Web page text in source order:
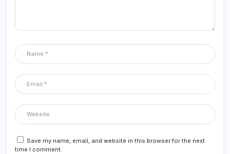
Save my name, email, and website in this browser for the next
time I comment.